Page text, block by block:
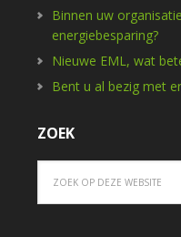
Binnen uw
energiebesparing?
Nieuwe EML, wat
Bent u al bezig met
ZOEK